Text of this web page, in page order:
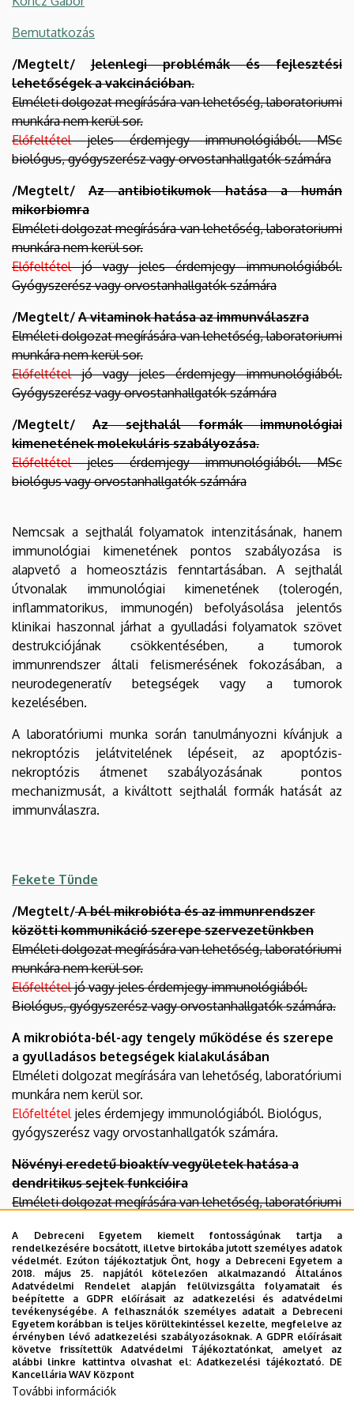
Bemutatkozás
/Megtelt/ Jelenlegi problémák és fejlesztési
lehetőségek a vakcinációban.
Elméleti dolgozat megírására van lehetőség, laboratoriumi
munkára nem kerül sor.
Előfeltételjeles érdemjegy immunológiából. MSc
biológus, gyógyszerész vagy orvostanhallgatók számára
/Megtelt/Az antibiotikumok hatása a humán
mikorbiomra
Elméleti dolgozat megírására van lehetőség, laboratoriumi
munkára nem kerül sor.
Előfeltételjó vagy jeles érdemjegy immunológiából.
Gyógyszerész vagy orvostanhallgatók számára
/Megtelt/ A vitaminok hatása az immunválaszra
Elméleti dolgozat megírására van lehetőség, laboratoriumi
munkára nem kerül sor.
Előfeltételjó vagy jeles érdemjegy immunológiából.
Gyógyszerész vagy orvostanhallgatók számára
/Megtelt/ Az sejthalál formák immunológiai
kimenetének molekuláris szabályozása.
Előfeltételjeles érdemjegy immunológiából. MSc
biológus vagy orvostanhallgatók számára
Nemcsak a sejthalál folyamatok intenzitásának, hanem
immunológiai kimenetének pontos szabályozása is
alapvető a homeosztázis fenntartásában. A sejthalál
útvonalak immunológiai kimenetének (tolerogén,
inflammatorikus, immunogén) befolyásolása jelentős
klinikai haszonnal járhat a gyulladási folyamatok szövet
destrukciójának csökkentésében, a tumorok
immunrendszer általi felismerésének fokozásában, a
neurodegeneratív betegségek vagy a tumorok
kezelésében.
A laboratóriumi munka során tanulmányozni kívánjuk a
nekroptózis jelátvitelének lépéseit, az apoptózis-
nekroptózis átmenet szabályozásának pontos
mechanizmusát, a kiváltott sejthalál formák hatását az
immunválaszra.
Fekete Tünde
/Megtelt/ A bél mikrobióta és az immunrendszer
közötti kommunikáció szerepe szervezetünkben
Elméleti dolgozat megírására van lehetőség, laboratóriumi
munkára nem kerül sor.
Előfeltételjó vagy jeles érdemjegy immunológiából.
Biológus, gyógyszerész vagy orvostanhallgatók számára.
A mikrobióta-bél-agy tengely működése és szerepe
a gyulladásos betegségek kialakulásában
Elméleti dolgozat megírására van lehetőség, laboratóriumi
munkára nem kerül sor.
Előfeltétel jeles érdemjegy immunológiából. Biológus,
gyógyszerész vagy orvostanhallgatók számára.
Növényi eredetű bioaktív vegyületek hatása a
dendritikus sejtek funkcióira
Elméleti dolgozat megírására van lehetőség, laboratóriumi
Előfeltételjeles érdemjegy immunológiából. Biológus,
gyógyszerész vagy orvostanhallgatók számára
Fitokemikáliák szerepe az immunválasz
szabályozásában
Elméleti dolgozat megírására van lehetőség, laboratóriumi
munkára nem kerül sor.
Előfeltételjeles érdemjegy immunológiából. Biológus,
gyógyszerész vagy orvostanhallgatók számára
A Debreceni Egyetem kiemelt fontosságúnak tartja a
rendelkezésére bocsátott, illetve birtokába jutott személyes adatok
védelmét. Ezúton tájékoztatjuk Önt, hogy a Debreceni Egyetem a
2018. május 25. napjától kötelezően alkalmazandó Általános
Adatvédelmi Rendelet alapján felülvizsgálta folyamatait és
beépítette a GDPR előírásait az adatkezelési és adatvédelmi
tevékenységébe. A felhasználók személyes adatait a Debreceni
Egyetem korábban is teljes körültekintéssel kezelte, megfelelve az
érvényben lévő adatkezelési szabályozásoknak. A GDPR előírásait
követve frissítettük Adatvédelmi Tájékoztatónkat, amelyet az
alábbi linkre kattintva olvashat el:Adatkezelési tájékoztató. DE
Kancellária WAV Központ
További információk